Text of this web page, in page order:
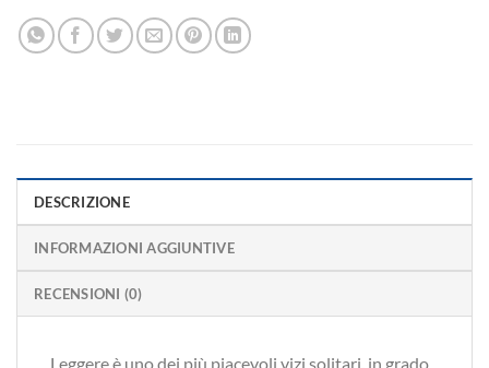
DESCRIZIONE
INFORMAZIONI AGGIUNTIVE
RECENSIONI (0)
Leggere è uno dei più piacevoli vizi solitari, in grado